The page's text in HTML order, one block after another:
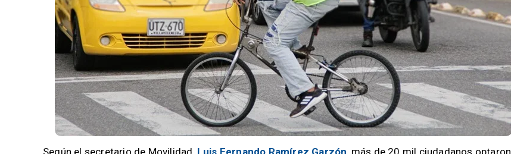
Según el secretario de Movilidad, Luis Fernando Ramírez Garzón, más de 20 mil ciudadanos optaron